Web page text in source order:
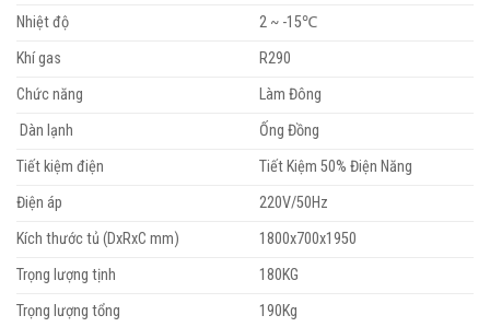
Nhiệt độ
2 ~ -15℃
Khí gas
R290
Chức năng
Làm Đông
Dàn lạnh
Ống Đồng
Tiết kiệm điện
Tiết Kiệm 50% Điện Năng
Điện áp
220V/50Hz
Kích thước tủ (DxRxC mm)
1800x700x1950
Trọng lượng tịnh
180KG
Trọng lượng tổng
190Kg